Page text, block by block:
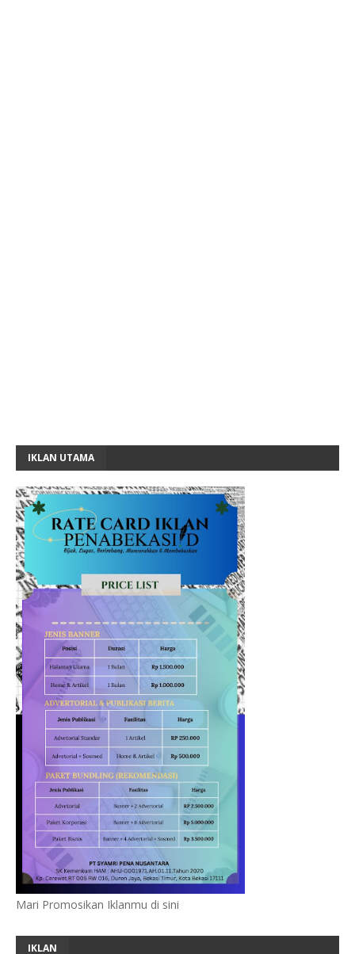
IKLAN UTAMA
Mari Promosikan Iklanmu di sini
IKLAN